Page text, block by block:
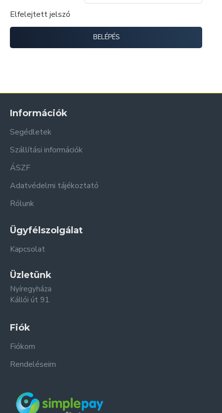
Elfelejtett jelszó
BELÉPÉS
Információk
Segédletek
Szállítási információk
ÁSZF
Adatvédelmi tájékoztató
Rólunk
Ügyfélszolgálat
Kapcsolat
Üzletünk
Nyíregyháza
Kállói út 91.
Fiók
Fiókom
Rendeléseim